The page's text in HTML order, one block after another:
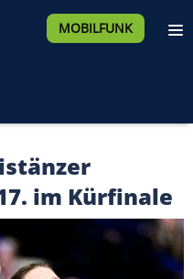
MOBILFUNK
im Kürfinale